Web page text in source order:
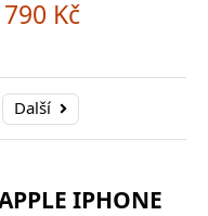
Kč
Další
IPHONE